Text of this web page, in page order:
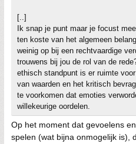
[..]
Ik snap je punt maar je focust
ten koste van het algemeen
weinig op bij een rechtvaardige
trouwens bij jou de rol van de
ethisch standpunt is er ruimte
van waarden en het kritisch
te voorkomen dat emoties
willekeurige oordelen.
Op het moment dat gevoelens
spelen (wat bijna onmogelijk is),